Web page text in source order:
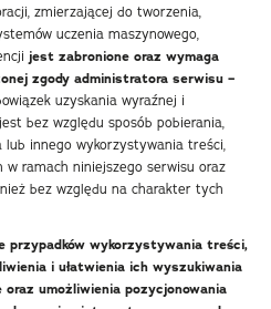
zmierzającej do tworzenia,
uczenia maszynowego,
jest zabronione oraz wymaga
zgody administratora serwisu –
uzyskania wyraźnej i
bez względu sposób pobierania,
lub innego wykorzystywania treści,
ramach niniejszego serwisu oraz
bez względu na charakter tych
przypadków wykorzystywania treści,
i ułatwienia ich wyszukiwania
umożliwienia pozycjonowania